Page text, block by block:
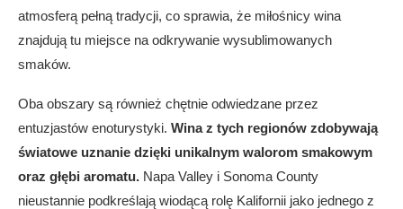
atmosferą pełną tradycji, co sprawia, że miłośnicy wina
znajdują tu miejsce na odkrywanie wysublimowanych
smaków.
Oba obszary są również chętnie odwiedzane przez
entuzjastów enoturystyki. Wina z tych regionów zdobywają
światowe uznanie dzięki unikalnym walorom smakowym
oraz głębi aromatu. Napa Valley i Sonoma County
nieustannie podkreślają wiodącą rolę Kalifornii jako jednego z